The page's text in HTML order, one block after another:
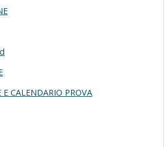
CALENDARIO PROVA